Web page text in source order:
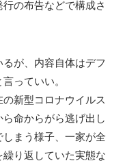
の布告などで構成さ
が、内容自体はデフ
っていい。
新型コロナウイルス
命からがら逃げ出し
まう様子、一家が全
り返していた実態な